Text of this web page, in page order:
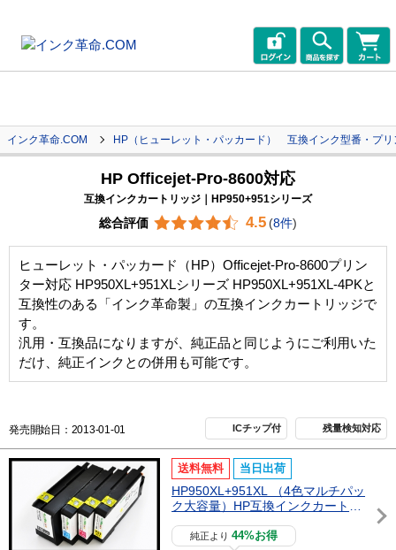
インク革命.COM HP（ヒューレット・パッカード） 互換インク型番・プリ
HP Officejet-Pro-8600対応
互換インクカートリッジ｜HP950+951シリーズ
総合評価 4.5 (8件)
ヒューレット・パッカード（HP）Officejet-Pro-8600プリン
ター対応 HP950XL+951XLシリーズ HP950XL+951XL-4PKと
互換性のある「インク革命製」の互換インクカートリッジで
す。
汎用・互換品になりますが、純正品と同じようにご利用いた
だけ、純正インクとの併用も可能です。
発売開始日：2013-01-01 ICチップ付 残量検知対応
送料無料 当日出荷
HP950XL+951XL （4色マルチパッ
ク大容量）HP互換インクカートリ
純正より44%お得